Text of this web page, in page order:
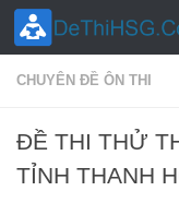
Skip to content
CHUYÊN ĐỀ ÔN THI
ĐỀ THI THỬ
TỈNH THANH